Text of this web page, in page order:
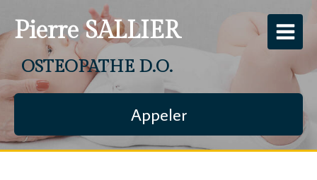
Pierre SALLIER
OSTEOPATHE D.O.
Appeler